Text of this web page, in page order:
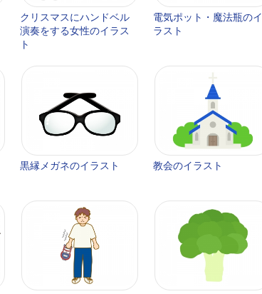
クリスマスにハンドベル
演奏をする女性のイラス
ト
電気ポット・魔法瓶のイ
ラスト
黒縁メガネのイラスト 教会のイラスト